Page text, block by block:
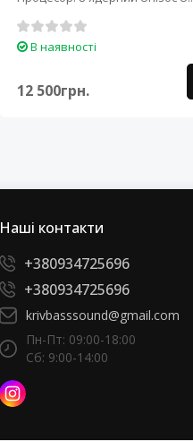
В наявності
12 500грн.
Наші контакти
+380934725696
+380934725696
krivbasssound@gmail.com
Пн-Пт: 09:00-18:00
Сб: 9:00-14:00